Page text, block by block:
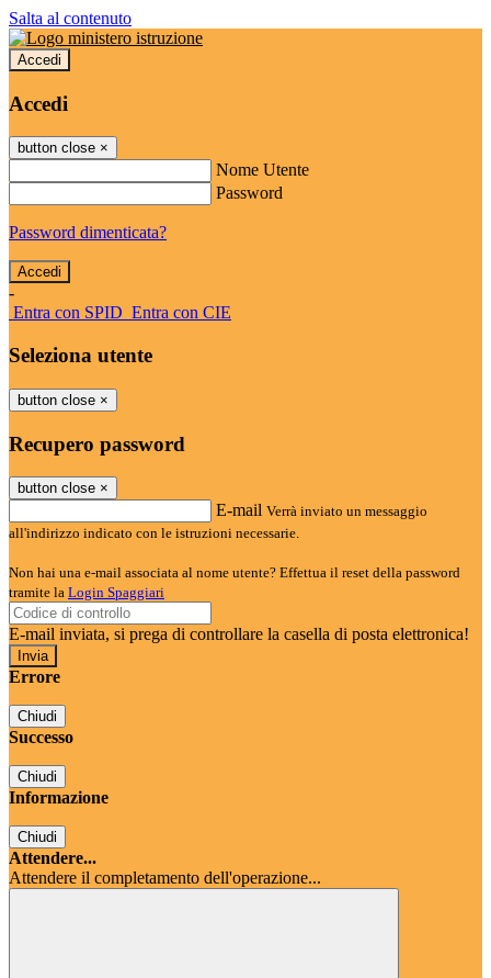
Salta al contenuto
Accedi
Accedi
button close ×
Nome Utente
Password
Password dimenticata?
-
Entra con SPID Entra con CIE
Seleziona utente
button close ×
Recupero password
button close ×
E-mail Verrà inviato un messaggio
all'indirizzo indicato con le istruzioni necessarie.
Non hai una e-mail associata al nome utente? Effettua il reset della password
tramite la Login Spaggiari
E-mail inviata, si prega di controllare la casella di posta elettronica!
Errore
Chiudi
Successo
Chiudi
Informazione
Chiudi
Attendere...
Attendere il completamento dell'operazione...